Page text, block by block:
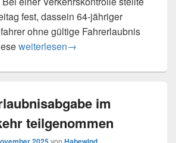
fest, dassein 64-jähriger
ohne gültige Fahrerlaubnis
Ohne Fahrerlaubnis unterwegs
weiterlesen→
im
teilgenommen
von